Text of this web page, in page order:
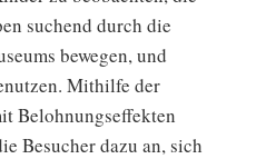
suchend durch die
bewegen, und
Mithilfe der
Belohnungseffekten
Besucher dazu an, sich